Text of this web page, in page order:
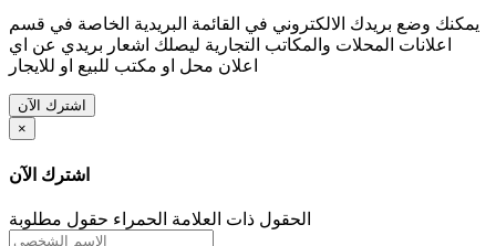
يمكنك وضع بريدك الالكتروني في القائمة البريدية الخاصة في قسم
اعلانات المحلات والمكاتب التجارية ليصلك اشعار بريدي عن اي
اعلان محل او مكتب للبيع او للايجار
اشترك الآن
×
اشترك الآن
الحقول ذات العلامة الحمراء حقول مطلوبة